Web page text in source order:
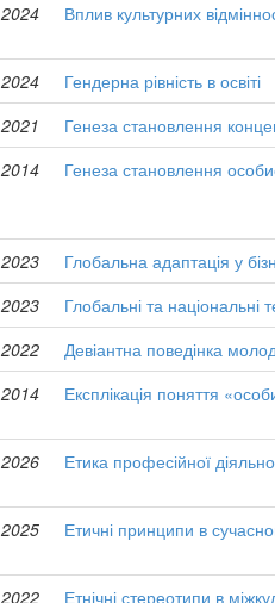
2024
Вплив культурних
2024
Гендерна рівність в освіті
2021
Генеза становлення
2014
Генеза становлення
2023
Глобальна адаптація у
2023
Глобальні та національні
2022
Девіантна поведінка
2014
Експлікація поняття
2026
Етика професійної
2025
Етичні принципи в
2022
Етнічні стереотипи в